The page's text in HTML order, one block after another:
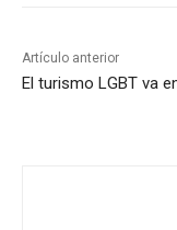
Artículo anterior
El turismo LGBT va